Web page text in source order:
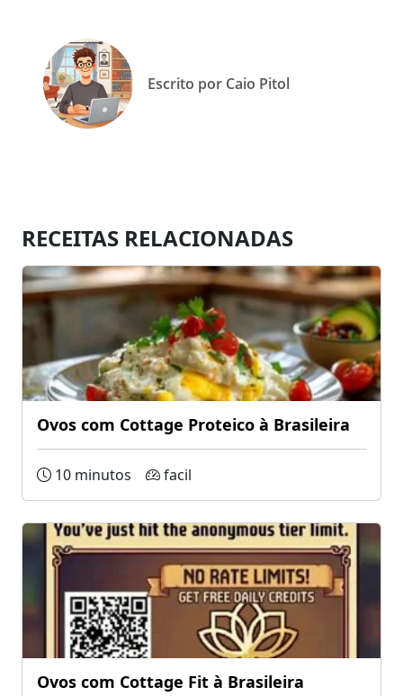
Escrito por Caio Pitol
RECEITAS RELACIONADAS
Ovos com Cottage Proteico à Brasileira
10 minutos facil
Ovos com Cottage Fit à Brasileira